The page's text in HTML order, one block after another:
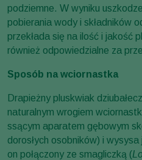
podziemne. W wyniku
pobierania wody i składników
przekłada się na ilość i jakość
również odpowiedzialne za
Sposób na wciornastka
Drapieżny pluskwiak
naturalnym wrogiem
ssącym aparatem gębowym
dorosłych osobników) i
on połączony ze smagliczką (